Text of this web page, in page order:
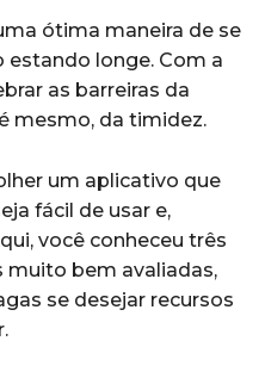
ótima maneira de se
longe. Com a
as barreiras da
mesmo, da timidez.
um aplicativo que
fácil de usar e,
você conheceu três
muito bem avaliadas,
se desejar recursos